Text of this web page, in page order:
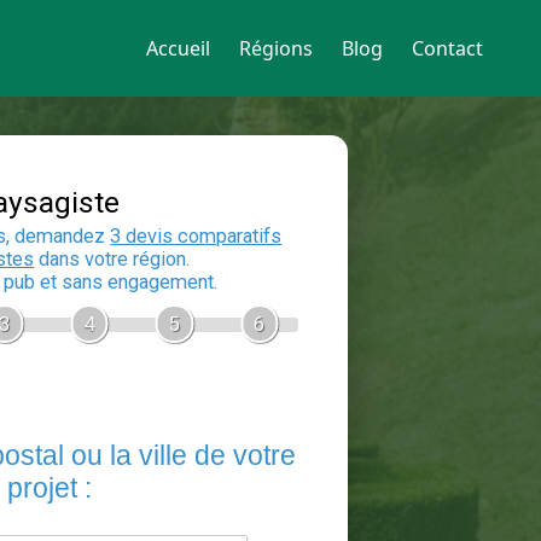
Accueil Régions Blog Contact
Devis Paysagiste
En 5 minutes, demandez
auxpaysagistesdans votre région.
Gratuit, sans pub et sans engagement.